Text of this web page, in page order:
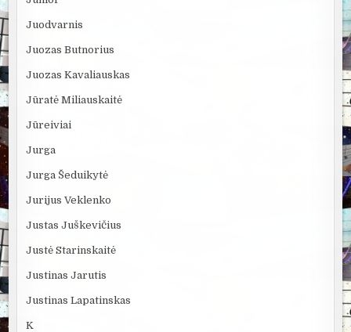
Juodvarnis
Juozas Butnorius
Juozas Kavaliauskas
Jūratė Miliauskaitė
Jūreiviai
Jurga
Jurga Šeduikytė
Jurijus Veklenko
Justas Juškevičius
Justė Starinskaitė
Justinas Jarutis
Justinas Lapatinskas
K